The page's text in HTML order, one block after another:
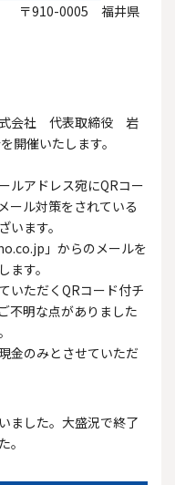
福井県
丁目12-20
式会社 代表取締役 岩
開催いたします。
ルアドレス宛にQRコー
ール対策をされている
ます。
」からのメールを
す。
いただくQRコード付チ
不明な点がありました
金のみとさせていただ
ました。大盛況で終了
。